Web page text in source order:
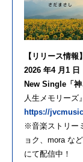
【リリース情報】
2026 年4 月1
New Single「神
人生メモリーズ
https://
※音楽ストリー
ョク、mora な
にて配信中！